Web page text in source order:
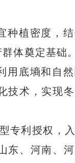
种植密度，
体奠定基础。
用底墒和自
技术，实现
专利授权，
、河南、河